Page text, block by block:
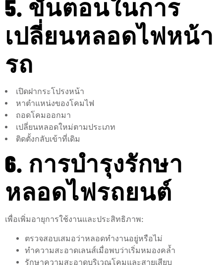
5. ขั้นตอนในการ
เปลี่ยนหลอดไฟหน้า
รถ
เปิดฝากระโปรงหน้า
หาตำแหน่งของโคมไฟ
ถอดโคมออกมา
เปลี่ยนหลอดใหม่ตามประเภท
ติดตั้งกลับเข้าที่เดิม
6. การบำรุงรักษา
หลอดไฟรถยนต์
เพื่อเพิ่มอายุการใช้งานและประสิทธิภาพ:
ตรวจสอบเสมอว่าหลอดทำงานอยู่หรือไม่
ทำความสะอาดเลนส์เมื่อพบว่าเริ่มหมองคล้ำ
รักษาความสะอาดบริเวณโคมและสายเสียบ